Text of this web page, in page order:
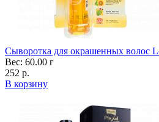
Сыворотка для окрашенных волос
Вес: 60.00 г
252 р.
В корзину